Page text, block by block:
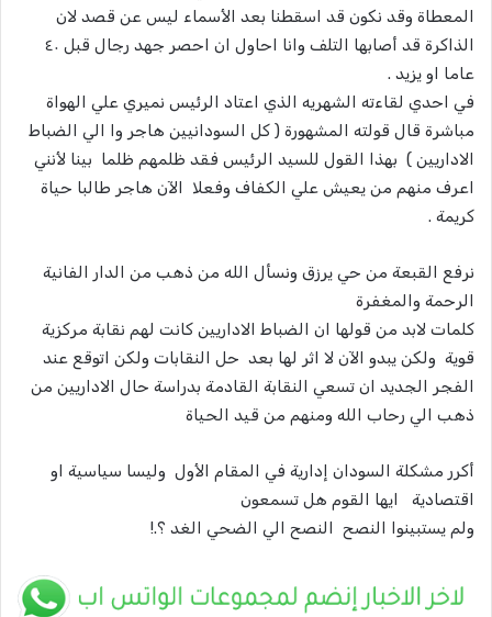
المعطاة وقد نكون قد اسقطنا بعد الأسماء ليس عن قصد لان
الذاكرة قد أصابها التلف وانا احاول ان احصر جهد رجال قبل ٤٠
عاما او يزيد .
في احدي لقاءته الشهريه الذي اعتاد الرئيس نميري علي الهواة
مباشرة قال قولته المشهورة ( كل السودانيين هاجر وا الي الضباط
الاداريين ) بهذا القول للسيد الرئيس فقد ظلمهم ظلما بينا لأنني
اعرف منهم من يعيش علي الكفاف وفعلا الآن هاجر طالبا حياة
كريمة .
نرفع القبعة من حي يرزق ونسأل الله من ذهب من الدار الفانية
الرحمة والمغفرة
كلمات لابد من قولها ان الضباط الاداريين كانت لهم نقابة مركزية
قوية ولكن يبدو الآن لا اثر لها بعد حل النقابات ولكن اتوقع عند
الفجر الجديد ان تسعي النقابة القادمة بدراسة حال الاداريين من
ذهب الي رحاب الله ومنهم من قيد الحياة
أكرر مشكلة السودان إدارية في المقام الأول وليسا سياسية او
اقتصادية ايها القوم هل تسمعون
ولم يستبينوا النصح النصح الي الضحي الغد ؟.!